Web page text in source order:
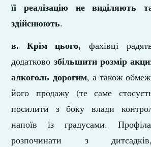
її реалізацію не виділяють
здійснюють.
в. Крім цього, фахівці
додатково збільшити розмір
алкоголь дорогим, а також
його продажу (те саме
посилити з боку влади
напоїв із градусами.
розпочинати з